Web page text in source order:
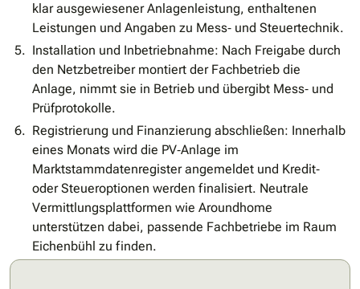
klar ausgewiesener Anlagenleistung, enthaltenen
Leistungen und Angaben zu Mess‐ und Steuertechnik.
Installation und Inbetriebnahme: Nach Freigabe durch
den Netzbetreiber montiert der Fachbetrieb die
Anlage, nimmt sie in Betrieb und übergibt Mess‐ und
Prüfprotokolle.
Registrierung und Finanzierung abschließen: Innerhalb
eines Monats wird die PV‐Anlage im
Marktstammdatenregister angemeldet und Kredit‐
oder Steueroptionen werden finalisiert. Neutrale
Vermittlungsplattformen wie Aroundhome
unterstützen dabei, passende Fachbetriebe im Raum
Eichenbühl zu finden.